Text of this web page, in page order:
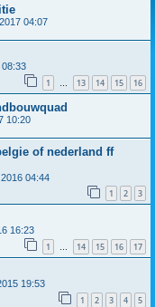
04:07
1 … 13 14 15 16
10:20
of nederland ff
04:44
1 2 3
16:23
1 … 14 15 16 17
19:53
1 2 3 4 5